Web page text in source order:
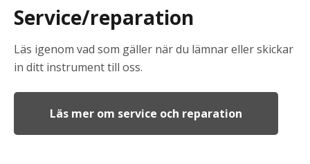
Service/reparation
Läs igenom vad som gäller när du lämnar eller skickar
in ditt instrument till oss.
Läs mer om service och reparation